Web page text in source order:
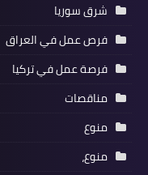
شرق سوريا
فرص عمل في العراق
فرصة عمل في تركيا
مناقصات
منوع
منوع،